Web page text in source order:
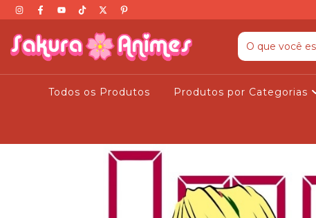
Todos os Produtos Produtos por Categorias